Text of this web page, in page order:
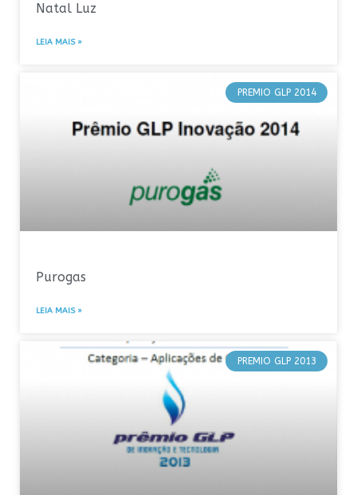
Natal Luz
LEIA MAIS »
PREMIO GLP 2014
Purogas
LEIA MAIS »
PREMIO GLP 2013